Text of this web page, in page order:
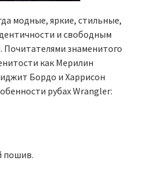
модные, яркие, стильные,
и свободным
знаменитого
как Мерилин
Бордо и Харрисон
рубах Wrangler:
пошив.